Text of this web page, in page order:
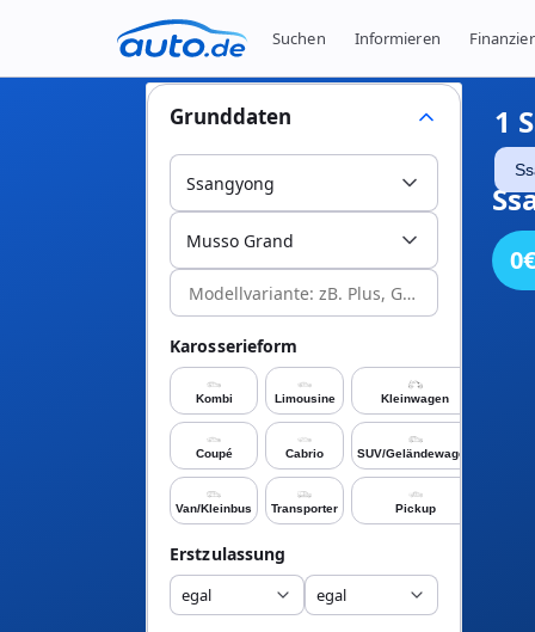
Suchen Informieren
1
Grunddaten
Ssangyong
Musso Grand
Karosserieform
Kombi Limousine Kleinwagen
Coupé Cabrio SUV/Geländewagen
Van/Kleinbus Transporter Pickup
Erstzulassung
egal egal